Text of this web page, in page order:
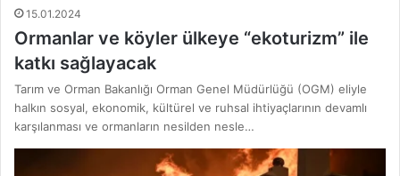
15.01.2024
Ormanlar ve köyler ülkeye “ekoturizm” ile
katkı sağlayacak
Tarım ve Orman Bakanlığı Orman Genel Müdürlüğü (OGM) eliyle
halkın sosyal, ekonomik, kültürel ve ruhsal ihtiyaçlarının devamlı
karşılanması ve ormanların nesilden nesle…